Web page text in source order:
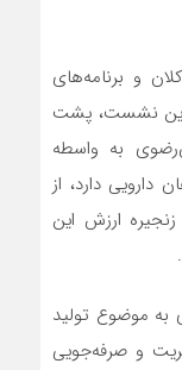
و برنامه‌های
این نشست، پشت
به واسطه
دارد، از
ارزش این
موضوع تولید
و صرفه‌جویی